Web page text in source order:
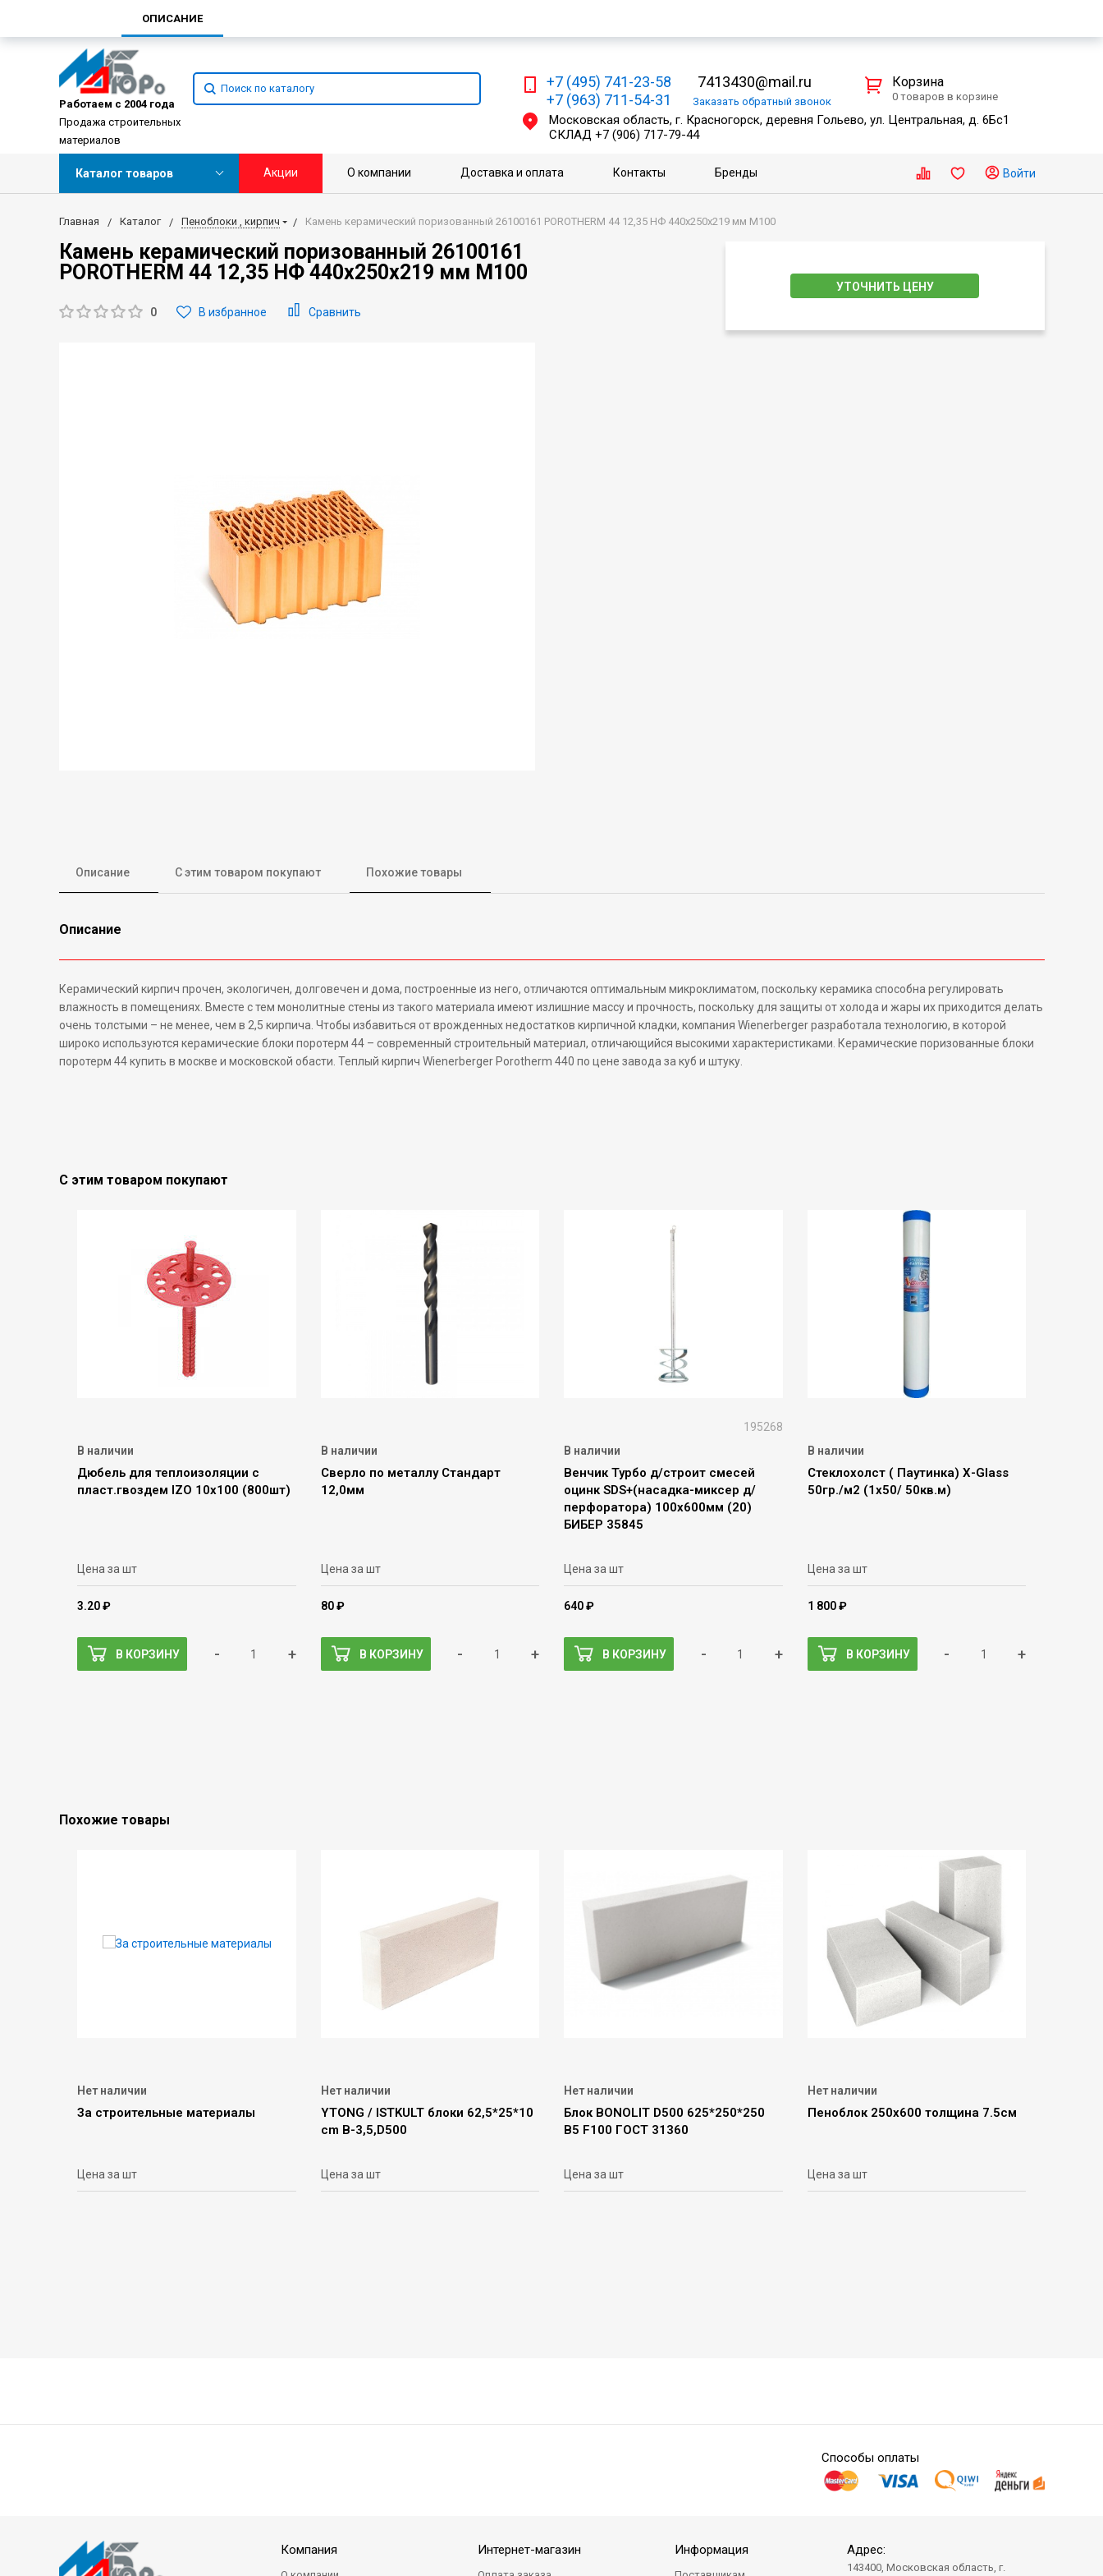
Работаем с 2004 года
Продажа строительных
материалов
+7 (495) 741-23-58
+7 (963) 711-54-31
7413430@mail.ru
Заказать обратный звонок
Московская область, г. Красногорск, деревня Гольево, ул. Центральная, д. 6Бс1
СКЛАД +7 (906) 717-79-44
Корзина
0 товаров в корзине
Каталог товаров Акции О компании Доставка и оплата Контакты Бренды Войти
Главная Каталог Пеноблоки , кирпич Камень керамический поризованный 26100161 POROTHERM 44 12,35 НФ 440х250х219 мм M100
Камень керамический поризованный 26100161
POROTHERM 44 12,35 НФ 440х250х219 мм M100
0 В избранное Сравнить
УТОЧНИТЬ ЦЕНУ
Описание С этим товаром покупают Похожие товары
Описание
Керамический кирпич прочен, экологичен, долговечен и дома, построенные из него, отличаются оптимальным микроклиматом, поскольку керамика способна регулировать
влажность в помещениях. Вместе с тем монолитные стены из такого материала имеют излишние массу и прочность, поскольку для защиты от холода и жары их приходится делать
очень толстыми – не менее, чем в 2,5 кирпича. Чтобы избавиться от врожденных недостатков кирпичной кладки, компания Wienerberger разработала технологию, в которой
широко используются керамические блоки поротерм 44 – современный строительный материал, отличающийся высокими характеристиками. Керамические поризованные блоки
поротерм 44 купить в москве и московской обасти. Теплый кирпич Wienerberger Porotherm 440 по цене завода за куб и штуку.
С этим товаром покупают
В наличии
Дюбель для теплоизоляции с
пласт.гвоздем IZO 10х100 (800шт)
Цена за шт
3.20 ₽
В КОРЗИНУ - +
В наличии
Сверло по металлу Стандарт
12,0мм
Цена за шт
80 ₽
В КОРЗИНУ - +
195268
В наличии
Венчик Турбо д/строит смесей
оцинк SDS+(насадка-миксер д/
перфоратора) 100х600мм (20)
БИБЕР 35845
Цена за шт
640 ₽
В КОРЗИНУ - +
В наличии
Стеклохолст ( Паутинка) Х-Glass
50гр./м2 (1х50/ 50кв.м)
Цена за шт
1 800 ₽
В КОРЗИНУ - +
Похожие товары
Нет наличии
За строительные материалы
Цена за шт
Нет наличии
YTONG / ISTKULT блоки 62,5*25*10
сm В-3,5,D500
Цена за шт
Нет наличии
Блок BONOLIT D500 625*250*250
В5 F100 ГОСТ 31360
Цена за шт
Нет наличии
Пеноблок 250х600 толщина 7.5см
Цена за шт
ОПИСАНИЕ
Способы оплаты
Компания Интернет-магазин Информация Адрес:
143400, Московская область, г.